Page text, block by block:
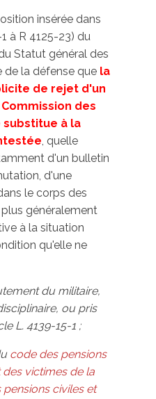
insérée dans
à R 4125-23) du
Statut général des
de la défense que la
de rejet d'un
des
substitue à la
, quelle
d'un bulletin
d'une
le corps des
généralement
à la situation
qu'elle ne
du militaire,
ou pris
L. 4139-15-1 ;
code des pensions
victimes de la
civiles et